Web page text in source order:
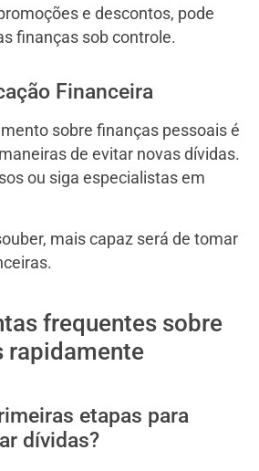
e descontos, pode
finanças sob controle.
Financeira
sobre finanças pessoais é
de evitar novas dívidas.
ou siga especialistas em
mais capaz será de tomar
frequentes sobre
rapidamente
etapas para
dívidas?